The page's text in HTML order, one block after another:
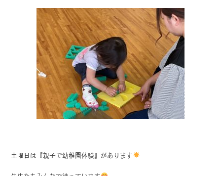
土曜日は『親子で幼稚園体験』があります